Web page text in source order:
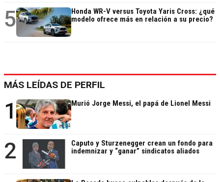
5
Honda WR-V versus Toyota Yaris Cross: ¿qué
modelo ofrece más en relación a su precio?
MÁS LEÍDAS DE PERFIL
1 Murió Jorge Messi, el papá de Lionel Messi
2
Caputo y Sturzenegger crean un fondo para
indemnizar y “ganar” sindicatos aliados